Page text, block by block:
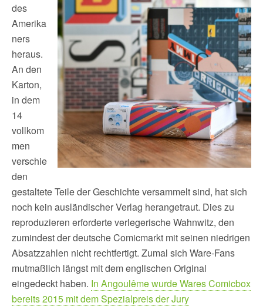
des
Amerika
ners
heraus.
An den
Karton,
in dem
14
vollkom
men
verschie
den
gestaltete Teile der Geschichte versammelt sind, hat sich
noch kein ausländischer Verlag herangetraut. Dies zu
reproduzieren erforderte verlegerische Wahnwitz, den
zumindest der deutsche Comicmarkt mit seinen niedrigen
Absatzzahlen nicht rechtfertigt. Zumal sich Ware-Fans
mutmaßlich längst mit dem englischen Original
eingedeckt haben. In Angoulême wurde Wares Comicbox
bereits 2015 mit dem Spezialpreis der Jury